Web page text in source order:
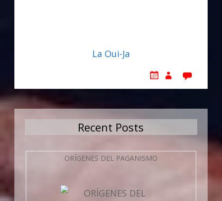
La Oui-Ja
Recent Posts
ORÍGENES DEL PAGANISMO